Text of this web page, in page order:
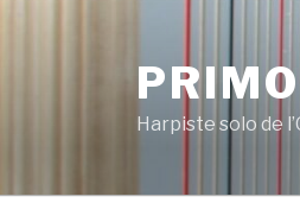
Harpiste solo de